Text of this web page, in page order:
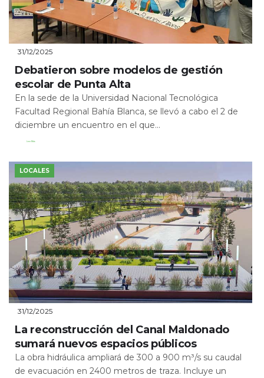
31/12/2025
Debatieron sobre modelos de gestión
escolar de Punta Alta
En la sede de la Universidad Nacional Tecnológica
Facultad Regional Bahía Blanca, se llevó a cabo el 2 de
diciembre un encuentro en el que...
Leer Más
LOCALES
31/12/2025
La reconstrucción del Canal Maldonado
sumará nuevos espacios públicos
La obra hidráulica ampliará de 300 a 900 m³/s su caudal
de evacuación en 2400 metros de traza. Incluye un